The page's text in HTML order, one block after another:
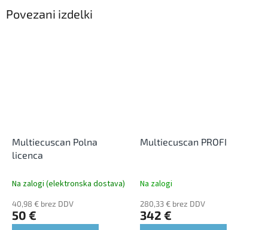
Povezani izdelki
Multiecuscan Polna
licenca
Na zalogi (elektronska dostava)
40,98 € brez DDV
50 €
Multiecuscan PROFI
Na zalogi
280,33 € brez DDV
342 €